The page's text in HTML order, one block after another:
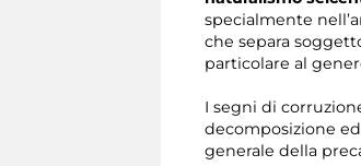
specialmente
che separa
particolare al
I segni di
decomposizione
generale della